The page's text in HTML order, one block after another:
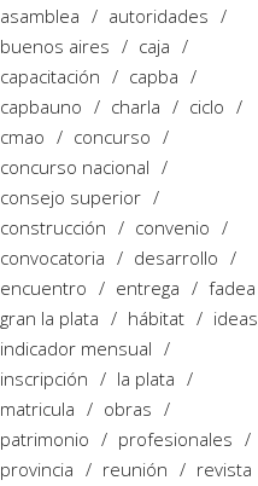
asamblea
autoridades
buenos aires
caja
capacitación
capba
capbauno
charla
ciclo
cmao
concurso
concurso nacional
consejo superior
construcción
convenio
convocatoria
desarrollo
encuentro
entrega
fadea
gran la plata
hábitat
ideas
indicador mensual
inscripción
la plata
matricula
obras
patrimonio
profesionales
provincia
reunión
revista